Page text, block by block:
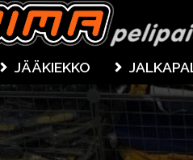
JÄÄKIEKKO